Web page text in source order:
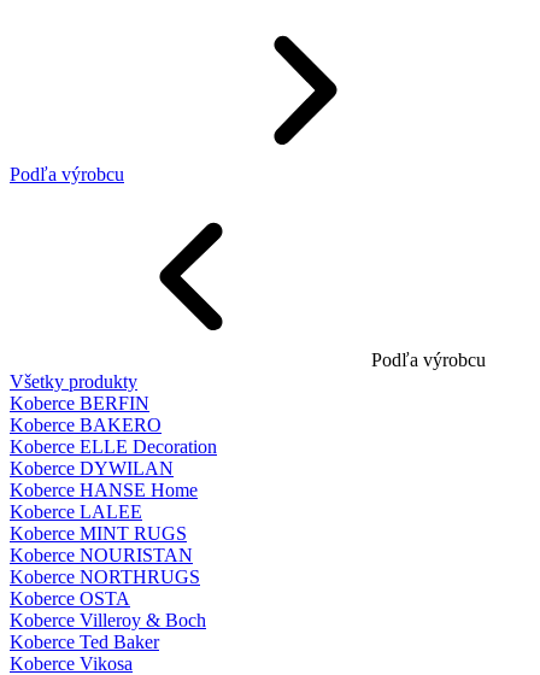
Podľa výrobcu
Podľa výrobcu
Všetky produkty
Koberce BERFIN
Koberce BAKERO
Koberce ELLE Decoration
Koberce DYWILAN
Koberce HANSE Home
Koberce LALEE
Koberce MINT RUGS
Koberce NOURISTAN
Koberce NORTHRUGS
Koberce OSTA
Koberce Villeroy & Boch
Koberce Ted Baker
Koberce Vikosa